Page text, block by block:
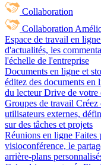
Collaboration
Collaboration
Espace de travail en ligne
d'actualités, les
l'échelle de l'entreprise
Documents en ligne et
éditez des documents
du lecteur Drive de votre
Groupes de travail Créez
utilisateurs externes,
sur des tâches et projets
Réunions en ligne Faites
visioconférence, le
arrière-plans